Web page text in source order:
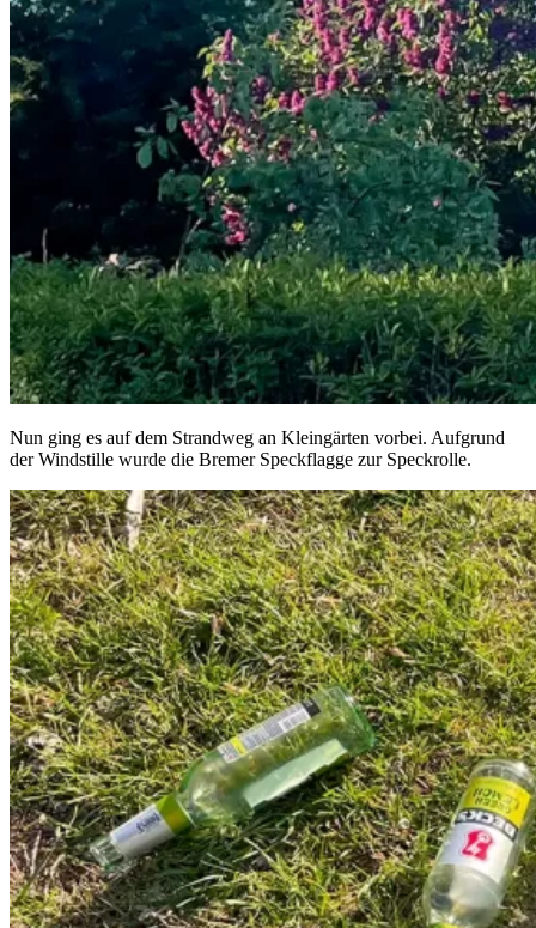
Nun ging es auf dem Strandweg an Kleingärten vorbei. Aufgrund
der Windstille wurde die Bremer Speckflagge zur Speckrolle.